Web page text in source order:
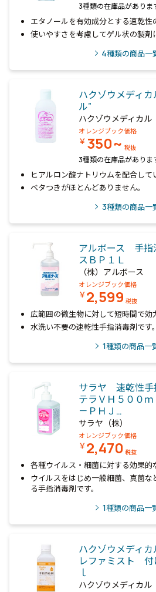
3種類の在庫品がありま
エタノールを有効成分とする速乾性
使いやすさを考慮してゲル状の製剤
4種類の商品一
ハクゾウメディ
ル”
ハクゾウメディカル
オレンジブック価格
￥ 350~ 税抜
3種類の在庫品がありま
ヒアルロン酸ナトリウムを配合して
ベタつきがほとんどありません。
3種類の商品一
アルボース 手
スＢＰ１Ｌ
（株）アルボース
オレンジブック価格
￥2,599 税抜
広範囲の微生物に対して短時間で効
水洗い不要の速乾性手指消毒剤です。
1種類の商品一
サラヤ 速乾性
テラＶＨ５００
－ＰＨＪ…
サラヤ（株）
オレンジブック価格
￥2,470 税抜
各種ウイルス・細菌に対する効果的
ウイルスをはじめ一般細菌、真菌
る手指消毒剤です。
1種類の商品一
ハクゾウメディ
レファミスト
ｌ
ハクゾウメディカル